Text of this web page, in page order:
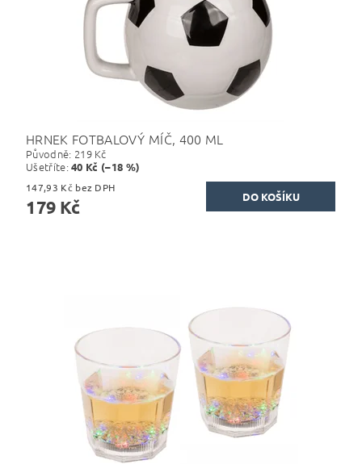
HRNEK FOTBALOVÝ MÍČ, 400 ML
Původně: 219 Kč
Ušetříte:40 Kč (–18 %)
147,93 Kč bez DPH
179 Kč